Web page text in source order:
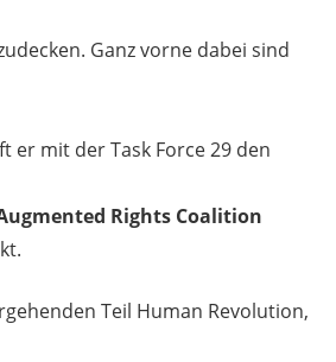
Ganz vorne dabei sind
er mit der Task Force 29 den
Rights Coalition
Teil Human Revolution,